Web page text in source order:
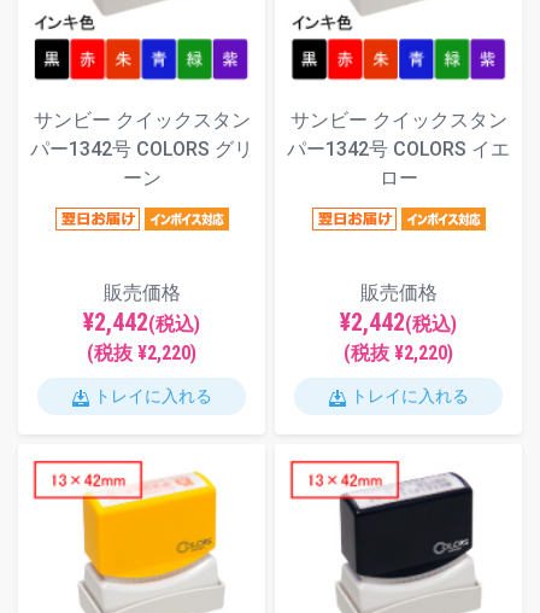
サンビー クイックスタン
パー1342号 COLORS グリ
ーン
販売価格
¥2,442(税込)
(税抜 ¥2,220)
トレイに入れる
サンビー クイックスタン
パー1342号 COLORS イエ
ロー
販売価格
¥2,442(税込)
(税抜 ¥2,220)
トレイに入れる